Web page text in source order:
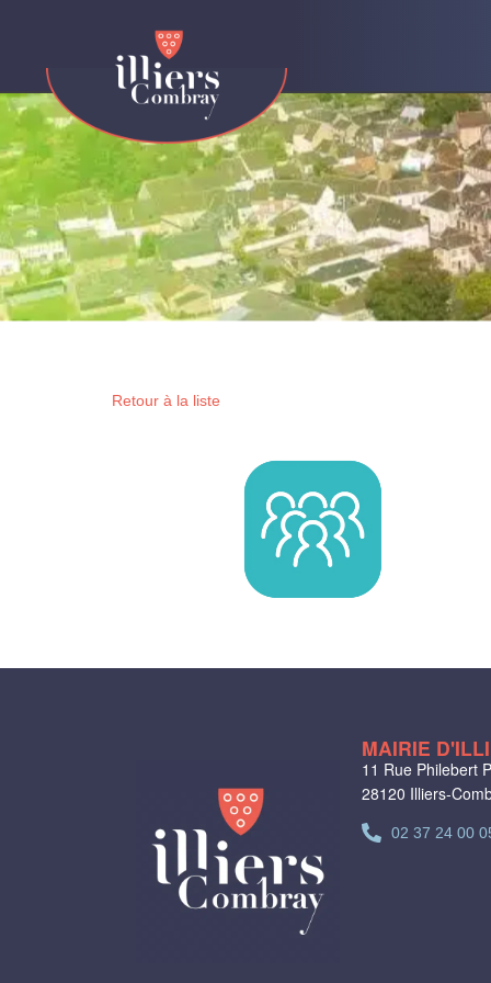
Retour à la liste
MAIRIE
11 Rue Philebert
28120 Illiers-
02 37 24 00